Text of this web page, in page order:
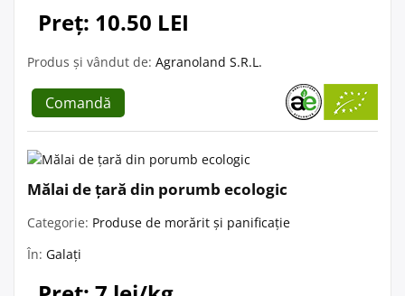
Preț: 10.50 LEI
Produs și vândut de: Agranoland S.R.L.
Comandă
Mălai de țară din porumb ecologic
Categorie: Produse de morărit și panificație
În: Galați